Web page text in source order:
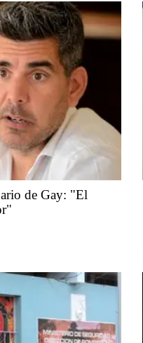
de Gay: "El